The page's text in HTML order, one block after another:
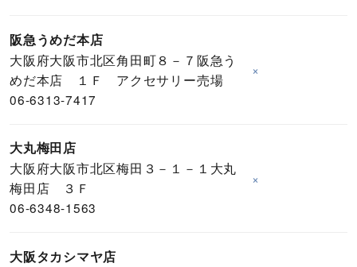
阪急うめだ本店
大阪府大阪市北区角田町８－７阪急う
めだ本店 １Ｆ アクセサリー売場
06-6313-7417
×
大丸梅田店
大阪府大阪市北区梅田３－１－１大丸
梅田店 ３Ｆ
06-6348-1563
×
大阪タカシマヤ店